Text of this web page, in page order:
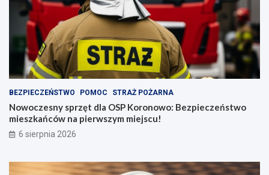
BEZPIECZEŃSTWO POMOC STRAŻ POŻARNA
Nowoczesny sprzęt dla OSP Koronowo: Bezpieczeństwo
mieszkańców na pierwszym miejscu!
6 sierpnia 2026